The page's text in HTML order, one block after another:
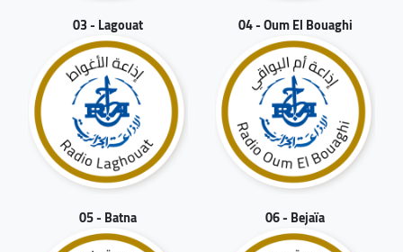
03 - Lagouat 04 - Oum El Bouaghi
05 - Batna 06 - Bejaïa